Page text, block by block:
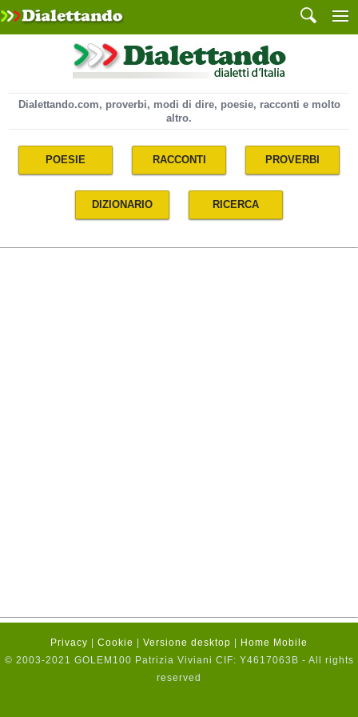
Dialettando.com, proverbi, modi di dire, poesie, racconti e molto
altro.
POESIE RACCONTI PROVERBI
DIZIONARIO RICERCA
Privacy Cookie Versione desktop
Home Mobile
© 2003-2021 GOLEM100 Patrizia Viviani CIF: Y4617063B - All rights
reserved